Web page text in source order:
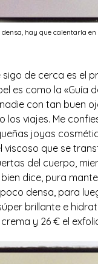
hay que calentarla
de cerca es el
es como la «Guía
con tan buen
los viajes. Me
joyas
viscoso que se
del cuerpo,
dice, pura
densa, para
brillante e
y 26 € el